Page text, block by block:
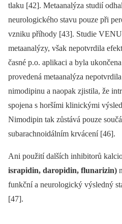
tlaku [42]. Metaanalýza studií
neurologického stavu pouze při
vzniku příhody [43]. Studie
metaanalýzy, však nepotvrdila
časné p.o. aplikaci a byla
provedená metaanalýza
nimodipinu a naopak zjistila, že
spojena s horšími klinickými
Nimodipin tak zůstává pouze
subarachnoidálním krvácení [46].
Ani použití dalších inhibitorů
israpidin, daropidin, flunarizin)
funkční a neurologický výsledný
[47].